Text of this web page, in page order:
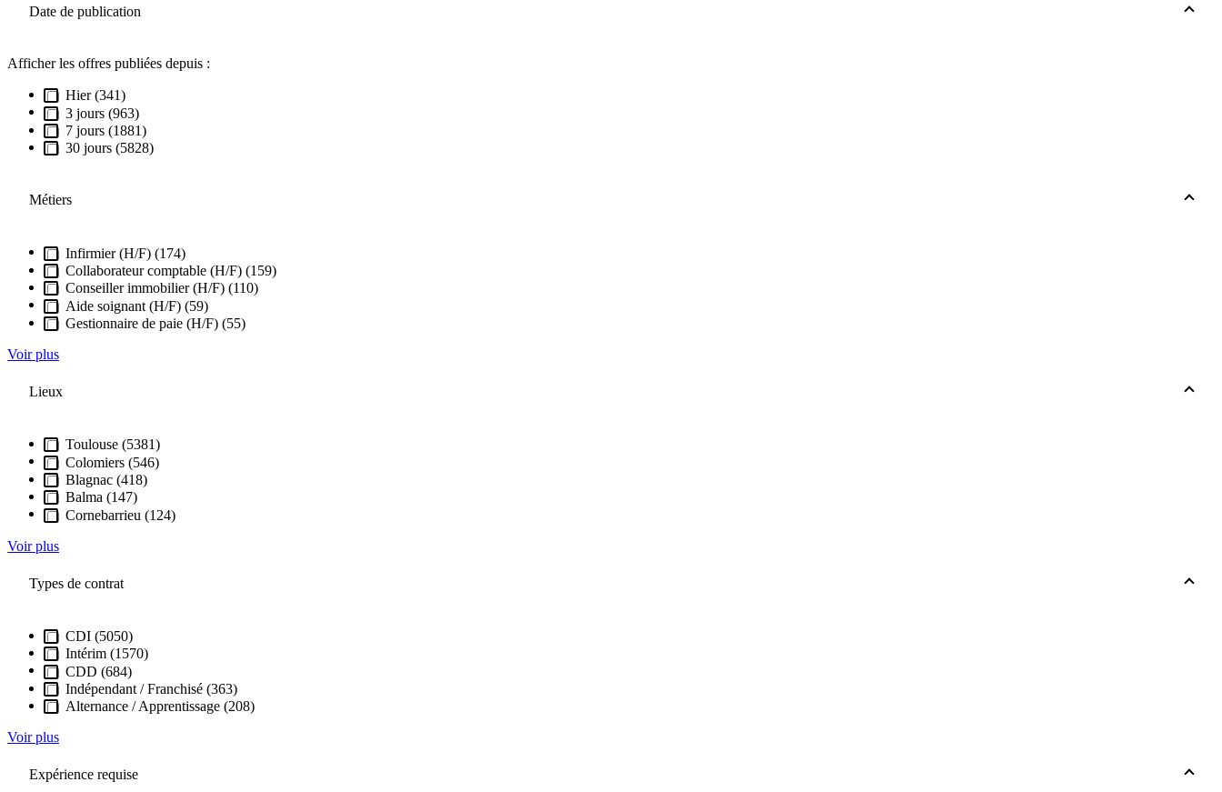
Date de publication
Afficher les offres publiées depuis :
Hier (341)
3 jours (963)
7 jours (1881)
30 jours (5828)
Métiers
Infirmier (H/F) (174)
Collaborateur comptable (H/F) (159)
Conseiller immobilier (H/F) (110)
Aide soignant (H/F) (59)
Gestionnaire de paie (H/F) (55)
Voir plus
Lieux
Toulouse (5381)
Colomiers (546)
Blagnac (418)
Balma (147)
Cornebarrieu (124)
Voir plus
Types de contrat
CDI (5050)
Intérim (1570)
CDD (684)
Indépendant / Franchisé (363)
Alternance / Apprentissage (208)
Voir plus
Expérience requise